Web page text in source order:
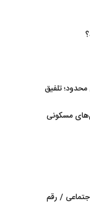
تلفیق
مسکونی
/ رقم